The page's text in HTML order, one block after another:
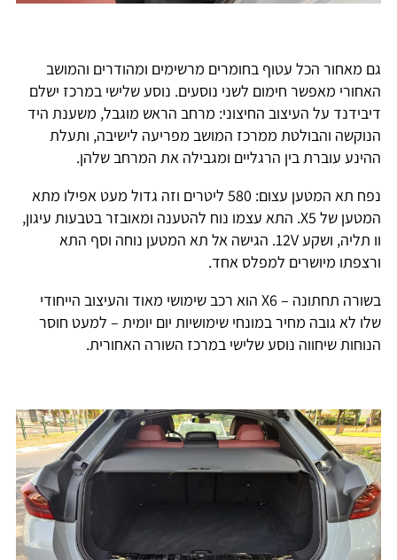
גם מאחור הכל עטוף בחומרים מרשימים ומהודרים והמושב
האחורי מאפשר חימום לשני נוסעים. נוסע שלישי במרכז ישלם
דיבידנד על העיצוב החיצוני: מרחב הראש מוגבל, משענת היד
הנוקשה והבולטת ממרכז המושב מפריעה לישיבה, ותעלת
ההינע עוברת בין הרגליים ומגבילה את המרחב שלהן.
נפח תא המטען עצום: 580 ליטרים וזה גדול מעט אפילו מתא
המטען של X5. התא עצמו נוח להטענה ומאובזר בטבעות עיגון,
וו תליה, ושקע 12V. הגישה אל תא המטען נוחה וסף התא
ורצפתו מיושרים למפלס אחד.
בשורה תחתונה – X6 הוא רכב שימושי מאוד והעיצוב הייחודי
שלו לא גובה מחיר במונחי שימושיות יום יומית – למעט חוסר
הנוחות שיחווה נוסע שלישי במרכז השורה האחורית.